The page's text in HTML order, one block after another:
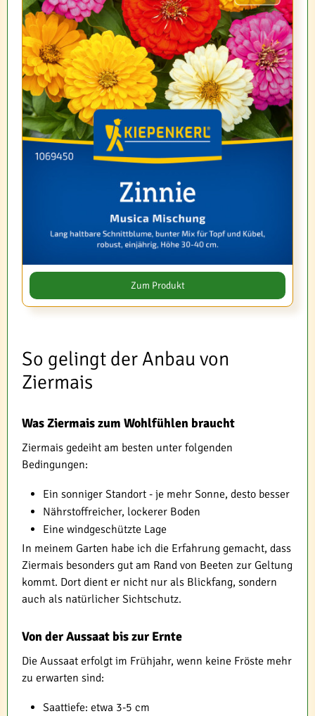
Zum Produkt
So gelingt der Anbau von
Ziermais
Was Ziermais zum Wohlfühlen braucht
Ziermais gedeiht am besten unter folgenden
Bedingungen:
Ein sonniger Standort - je mehr Sonne, desto besser
Nährstoffreicher, lockerer Boden
Eine windgeschützte Lage
In meinem Garten habe ich die Erfahrung gemacht, dass
Ziermais besonders gut am Rand von Beeten zur Geltung
kommt. Dort dient er nicht nur als Blickfang, sondern
auch als natürlicher Sichtschutz.
Von der Aussaat bis zur Ernte
Die Aussaat erfolgt im Frühjahr, wenn keine Fröste mehr
zu erwarten sind:
Saattiefe: etwa 3-5 cm